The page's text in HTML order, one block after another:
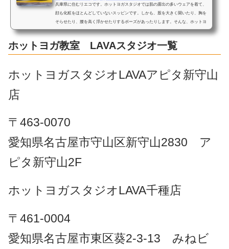
兵庫県に住むリエコです。ホットヨガスタジオでは肌の露出の多いウェアを着て、
顔も化粧をほとんどしていないスッピンです。しかも、股を大きく開いたり、胸を
そらせたり、腰を高く浮かせたりするポーズがあったりします。そんな、ホットヨ
ガスタジオにキモ男がいた...
ホットヨガ教室 LAVAスタジオ一覧
ホットヨガスタジオLAVAアピタ新守山
店
〒463-0070
愛知県名古屋市守山区新守山2830 ア
ピタ新守山2F
ホットヨガスタジオLAVA千種店
〒461-0004
愛知県名古屋市東区葵2-3-13 みねビ